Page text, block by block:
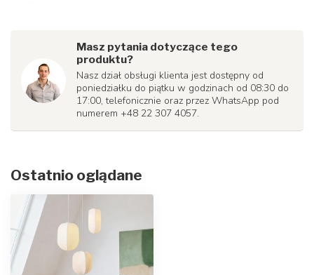
Masz pytania dotyczące tego
produktu?
Nasz dział obsługi klienta jest dostępny od
poniedziałku do piątku w godzinach od 08:30 do
17:00, telefonicznie oraz przez WhatsApp pod
numerem +48 22 307 4057.
Ostatnio oglądane